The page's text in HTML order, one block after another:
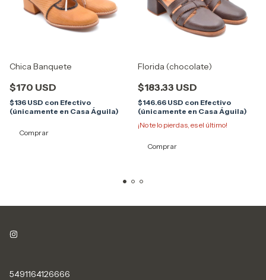
Chica Banquete
$170 USD
$136 USD con Efectivo
(únicamente en Casa Águila)
Comprar
Florida (chocolate)
$183.33 USD
$146.66 USD con Efectivo
(únicamente en Casa Águila)
¡No te lo pierdas, es el último!
Comprar
5491164126666